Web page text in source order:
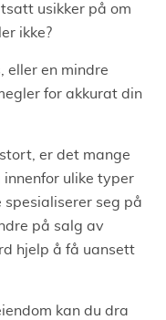
usikker på om
ikke?
eller en mindre
for akkurat din
er det mange
ulike typer
spesialiserer seg på
på salg av
hjelp å få uansett
kan du dra